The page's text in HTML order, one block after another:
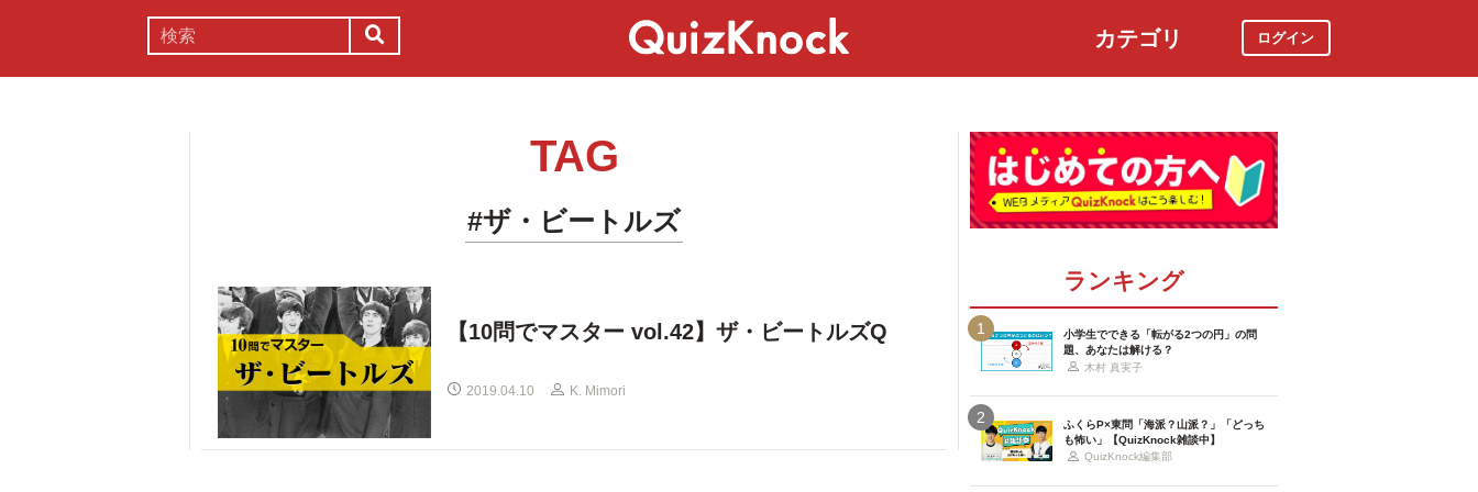
カテゴリ ログイン
TAG
#ザ・ビートルズ
【10問でマスター vol.42】ザ・ビートルズQ
2019.04.10 K. Mimori
ランキング
1
小学生でできる「転がる2つの円」の問
題、あなたは解ける？
木村 真実子
2
ふくらP×東問「海派？山派？」「どっち
も怖い」【QuizKnock雑談中】
QuizKnock編集部